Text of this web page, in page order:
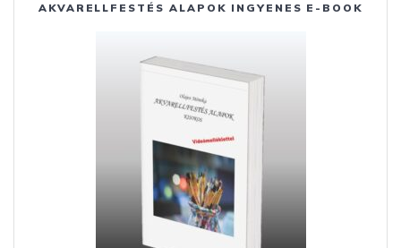
AKVARELLFESTÉS ALAPOK INGYENES E-BOOK